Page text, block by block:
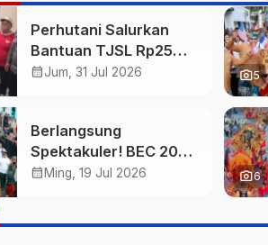
Perhutani Salurkan
Bantuan TJSL Rp25
Juta untuk Perbaikan
calendar_monthJum, 31 Jul 2026 photo_camera5
Berlangsung
Spektakuler! BEC 2026
Padukan Nilai Sejarah,
calendar_month Ming, 19 Jul 2026 photo_camera6